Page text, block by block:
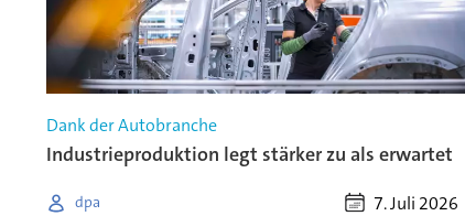
Dank der Autobranche
Industrieproduktion legt stärker zu als erwartet
dpa 7. Juli 2026